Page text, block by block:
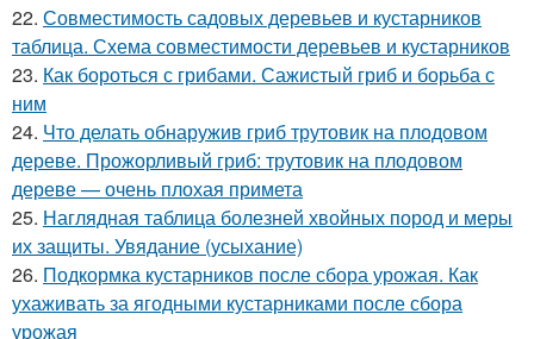
22. Совместимость садовых деревьев и кустарников
таблица. Схема совместимости деревьев и кустарников
23. Как бороться с грибами. Сажистый гриб и борьба с
ним
24. Что делать обнаружив гриб трутовик на плодовом
дереве. Прожорливый гриб: трутовик на плодовом
дереве — очень плохая примета
25. Наглядная таблица болезней хвойных пород и меры
их защиты. Увядание (усыхание)
26. Подкормка кустарников после сбора урожая. Как
ухаживать за ягодными кустарниками после сбора
урожая